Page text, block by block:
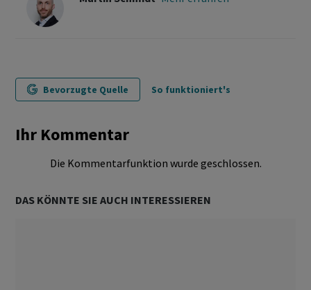
Bevorzugte Quelle So funktioniert's
Ihr Kommentar
Die Kommentarfunktion wurde geschlossen.
DAS KÖNNTE SIE AUCH INTERESSIEREN